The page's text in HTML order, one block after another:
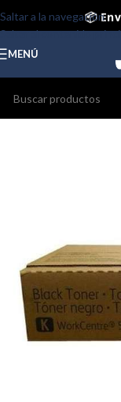
Saltar a la navegación
Saltar al contenido
📦
🤝
⭐
MENÚ